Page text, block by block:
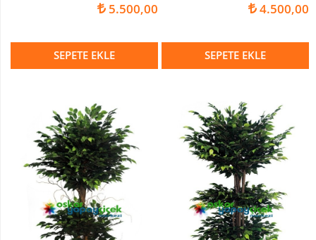
5.500,00
SEPETE EKLE
4.500,00
SEPETE EKLE